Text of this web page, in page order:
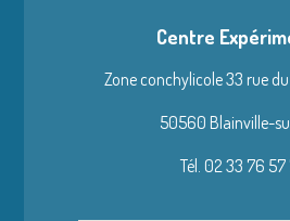
Centre
Zone conchylicole 33 rue
50560 Blainville-
Tél. 02 33 76 57